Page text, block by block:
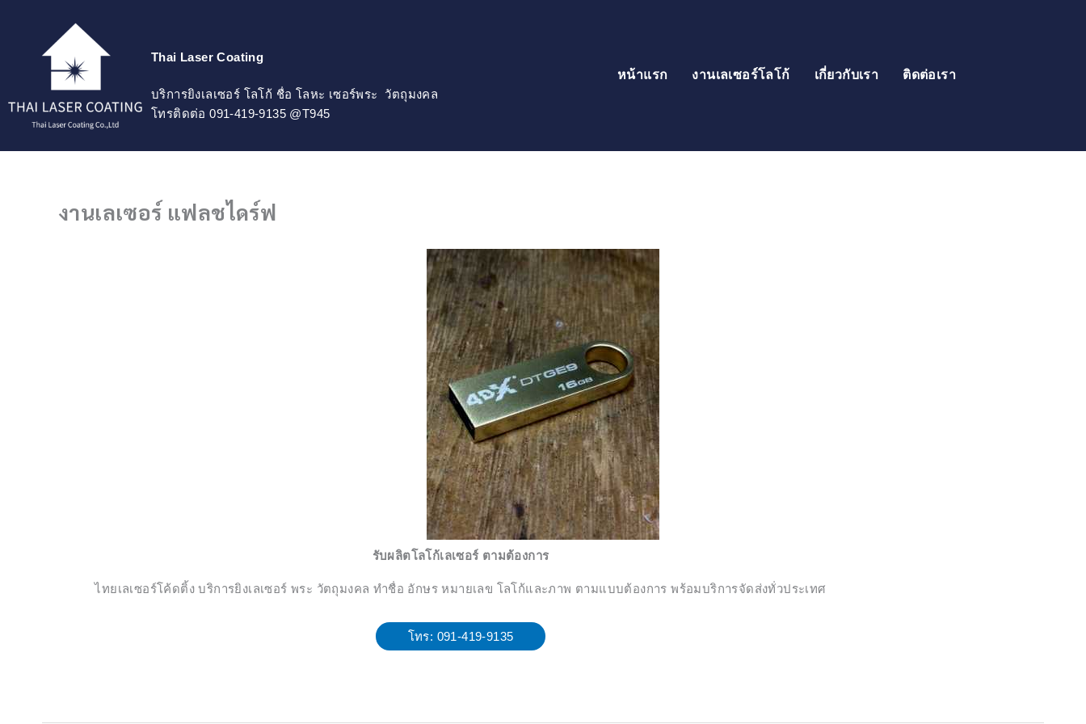
Thai Laser Coating
บริการยิงเลเซอร์ โลโก้ ชื่อ โลหะ เซอร์พระ วัตถุมงคล
โทรติดต่อ 091-419-9135 @T945
หน้าแรก งานเลเซอร์โลโก้ เกี่ยวกับเรา ติดต่อเรา
งานเลเซอร์ แฟลชไดร์ฟ
รับผลิตโลโก้เลเซอร์ ตามต้องการ
ไทยเลเซอร์โค้ดติ้ง บริการยิงเลเซอร์ พระ วัตถุมงคล ทำชื่อ อักษร หมายเลข โลโก้และภาพ ตามแบบต้องการ พร้อมบริการจัดส่งทั่วประเทศ
โทร: 091-419-9135